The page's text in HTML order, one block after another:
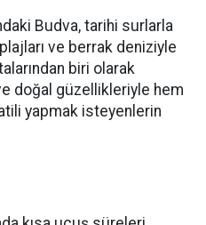
Budva, tarihi surlarla
ve berrak deniziyle
biri olarak
doğal güzellikleriyle hem
yapmak isteyenlerin